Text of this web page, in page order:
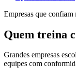
Empresas que
Quem treina
Grandes empresas
equipes com